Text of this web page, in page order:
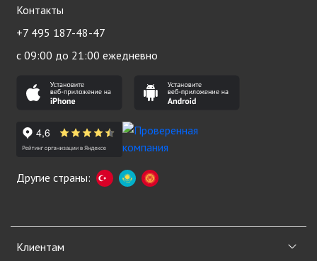
Клиентам
Контакты
+7 495 187-48-47
с 09:00 до 21:00 ежедневно
Другие страны: